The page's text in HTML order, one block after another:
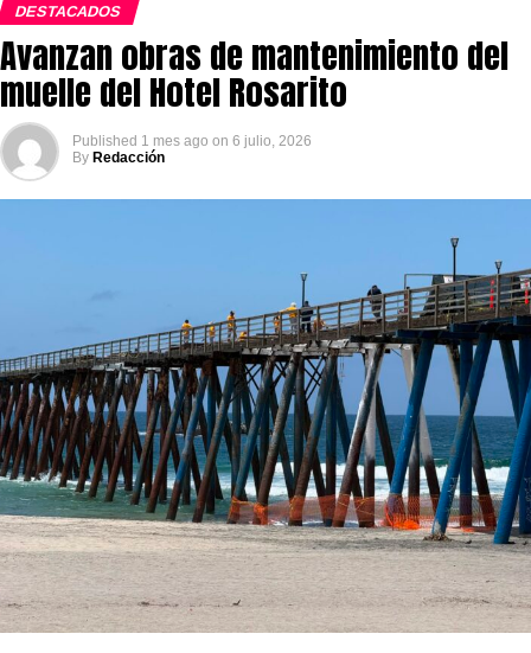
DESTACADOS
Avanzan obras de mantenimiento del
muelle del Hotel Rosarito
Published 1 mes ago on 6 julio, 2026
By Redacción